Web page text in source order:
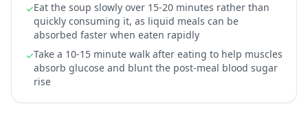
✓Eat the soup slowly over 15-20 minutes rather than
quickly consuming it, as liquid meals can be
absorbed faster when eaten rapidly
✓Take a 10-15 minute walk after eating to help muscles
absorb glucose and blunt the post-meal blood sugar
rise